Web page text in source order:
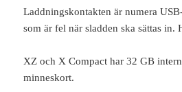
Laddningskontakten är numera
som är fel när sladden ska sättas in.
XZ och X Compact har 32 GB
minneskort.